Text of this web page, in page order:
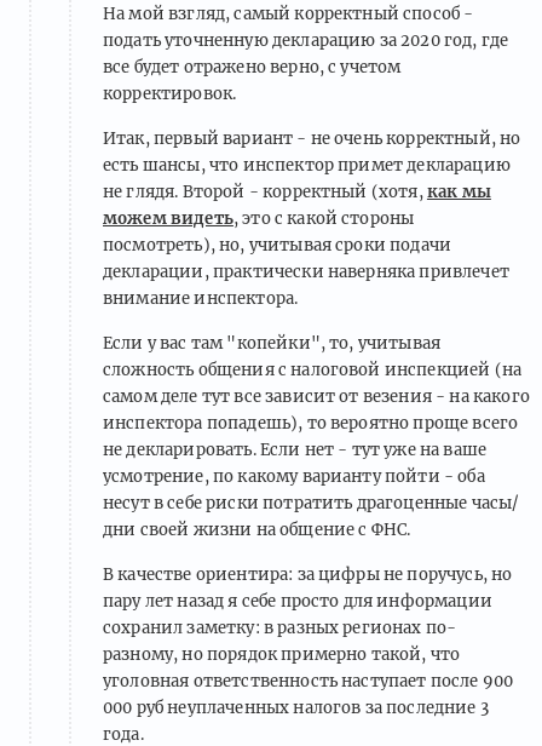
На мой взгляд, самый корректный способ -
подать уточненную декларацию за 2020 год, где
все будет отражено верно, с учетом
корректировок.
Итак, первый вариант - не очень корректный, но
есть шансы, что инспектор примет декларацию
не глядя. Второй - корректный (хотя,как мы
можем видеть, это с какой стороны
посмотреть), но, учитывая сроки подачи
декларации, практически наверняка привлечет
внимание инспектора.
Если у вас там "копейки", то, учитывая
сложность общения с налоговой инспекцией (на
самом деле тут все зависит от везения - на какого
инспектора попадешь), то вероятно проще всего
не декларировать. Если нет - тут уже на ваше
усмотрение, по какому варианту пойти - оба
несут в себе риски потратить драгоценные часы/
дни своей жизни на общение с ФНС.
В качестве ориентира: за цифры не поручусь, но
пару лет назад я себе просто для информации
сохранил заметку: в разных регионах по-
разному, но порядок примерно такой, что
уголовная ответственность наступает после 900
000 руб неуплаченных налогов за последние 3
года.